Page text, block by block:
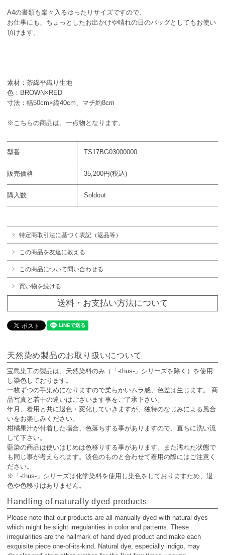
A4の書類も楽々入るゆったりサイズですので、
お仕事にも、ちょっとしたお出かけや晴れの日のバッグとしてもお使い
頂けます。
素材：茶綿平織り生地
色：BROWN×RED
寸法：幅50cm×縦40cm、マチ約8cm
※こちらの商品は、一点物となります。
型番 TS17BG03000000
販売価格 35,200円(税込)
購入数 Soldout
特定商取引法に基づく表記（返品等）
この商品を友達に教える
この商品について問い合わせる
買い物を続ける
送料・お支払い方法について
天然染め製品のお取り扱いについて
宝島染工の製品は、天然染料のみ（「-thus-」シリーズを除く）を使用
し染色しております。
一枚ずつの手染めになりますので柔らかいムラ感、色差は生じます。 商
品写真と若干の違いはございます事をご了承下さい。
年月、着用と共に退色・変化していきますが、独特のなじみによる風合
いをお楽しみください。
柑橘果汁が付着した場合、色落ちする事がありますので、直ちに洗い流
して下さい。
藍染の商品は使いはじめは色移りする事があります。また濡れた状態で
も同じ事が考えられます。淡色のものと合わせて着用の際にはご注意く
ださい。
※「-thus-」シリーズは化学染料を使用し染色をしておりますため、退
色や色移りはありません。
Handling of naturally dyed products
Please note that our products are all manually dyed with natural dyes
which might be slight irregularities in color and patterns. These
irregularities are the hallmark of hand dyed product and make each
exquisite piece one-of-its-kind. Natural dye, especially indigo, may